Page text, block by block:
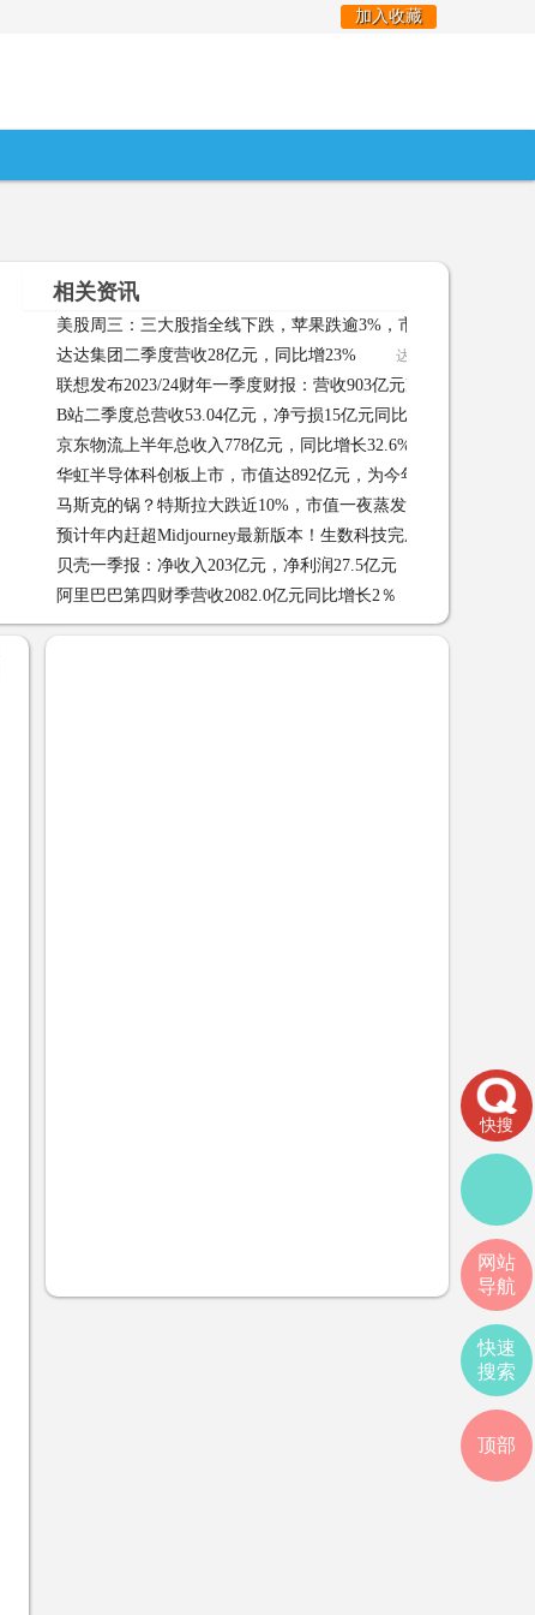
加入收藏
相关资讯
美股周三：三大股指全线下跌，苹果跌逾3%，市值蒸发7700亿元
09
达达集团二季度营收28亿元，同比增23% 达达集团二季度营收
联想发布2023/24财年一季度财报：营收903亿元净利润13.3亿元
B站二季度总营收53.04亿元，净亏损15亿元同比大幅收窄
京东物流上半年总收入778亿元，同比增长32.6%
华虹半导体科创板上市，市值达892亿元，为今年以来A股最大
08-07
马斯克的锅？特斯拉大跌近10%，市值一夜蒸发约6453亿元
预计年内赶超Midjourney最新版本！生数科技完成近亿元天使轮
融资 06-24
贝壳一季报：净收入203亿元，净利润27.5亿元
阿里巴巴第四财季营收2082.0亿元同比增长2％
快搜
网站
导航
快速
搜索
顶部